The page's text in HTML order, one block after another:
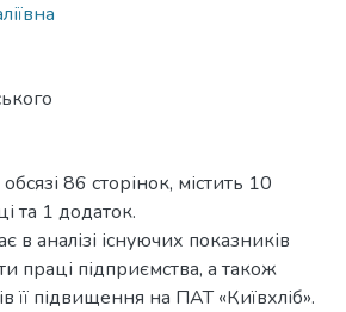
86 сторінок, містить 10
та 1 додаток.
в аналізі існуючих показників
праці підприємства, а також
її підвищення на ПАТ «Київхліб».